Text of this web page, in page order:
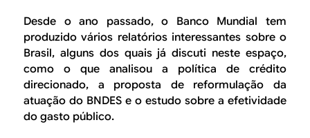
a
Desde o ano passado, o Banco Mundial tem
produzido vários relatórios interessantes sobre o
Brasil, alguns dos quais já discuti neste espaço,
como o que analisou a política de crédito
direcionado, a proposta de reformulação da
atuação do BNDES e o estudo sobre a efetividade
do gasto público.